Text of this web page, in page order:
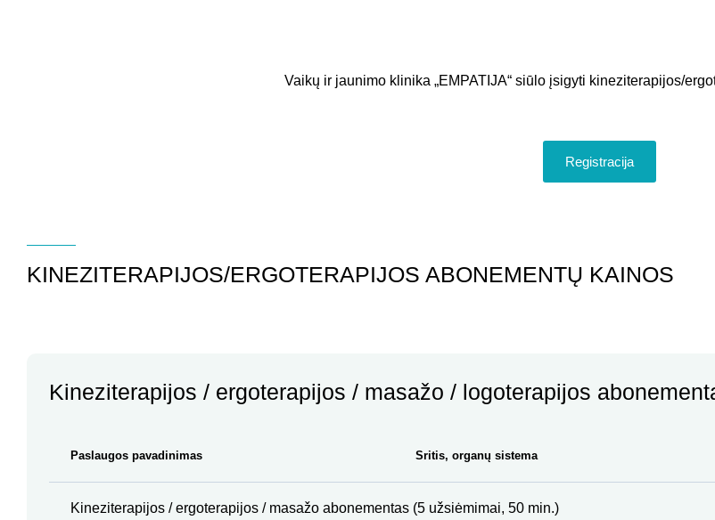
Vaikų ir jaunimo klinika „EMPATIJA“ siūlo įsigyti kineziterapijos/
Registracija
KINEZITERAPIJOS/ERGOTERAPIJOS ABONEMENTŲ KAINOS
Kineziterapijos / ergoterapijos / masažo / logoterapijos
Paslaugos pavadinimas Sritis, organų sistema
Kineziterapijos / ergoterapijos / masažo abonementas (5 užsiėmimai, 50 min.)